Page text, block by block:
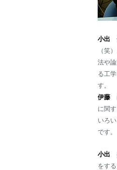
小出
（笑
法や
る工
す。
伊藤
に関
いろ
です。
小出
をす